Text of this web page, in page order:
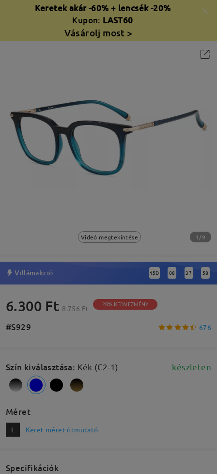
Keretek akár -60% + lencsék -20%
Kupon: LAST60
Vásárolj most >
Videó megtekintése 1/9
Villámakció 15D : 08 : 37 : 57
6.300 Ft 8.756 Ft 28% KEDVEZMÉNY
#S929 676
Szín kiválasztása: Kék (C2-1) készleten
Méret
L Keret méret útmutató
Specifikációk